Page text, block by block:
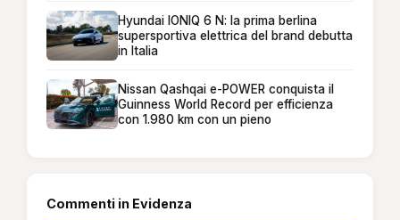
Hyundai IONIQ 6 N: la prima berlina
supersportiva elettrica del brand debutta
in Italia
Nissan Qashqai e-POWER conquista il
Guinness World Record per efficienza
con 1.980 km con un pieno
Commenti in Evidenza